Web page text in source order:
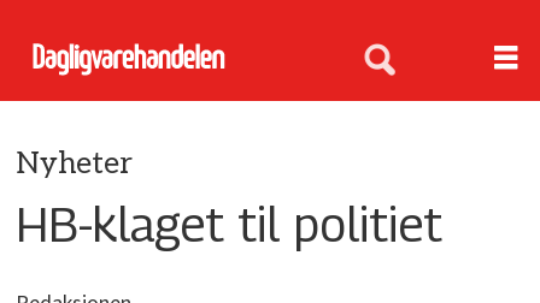
Nyheter
HB-klaget til politiet